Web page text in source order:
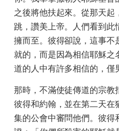
之後將他扶起來。從那天起
跳，讚美上帝。人們看到此
擁而至。彼得卻說，這事不
就的，而是因為相信耶穌之
道的人中有許多相信的，僅
那時，不滿使徒傳道的宗教
彼得和約翰，並在第二天在
集的公會中審問他們。彼得